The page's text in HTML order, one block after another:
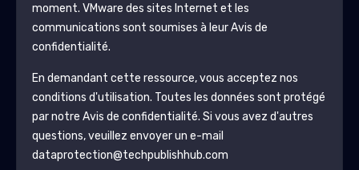
moment. VMware des sites Internet et les
communications sont soumises à leur Avis de
confidentialité.
En demandant cette ressource, vous acceptez nos
conditions d'utilisation. Toutes les données sont protégé
par notre Avis de confidentialité. Si vous avez d'autres
questions, veuillez envoyer un e-mail
dataprotection@techpublishhub.com